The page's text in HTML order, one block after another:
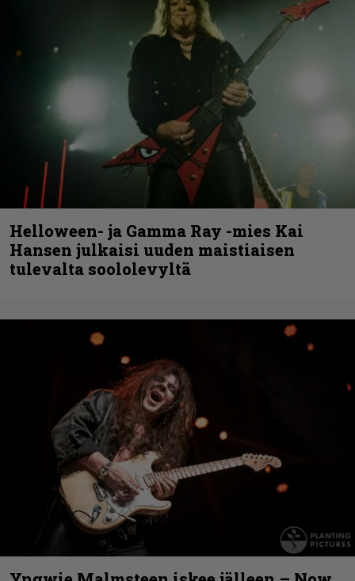
Helloween- ja Gamma Ray -mies Kai
Hansen julkaisi uuden maistiaisen
tulevalta soololevyltä